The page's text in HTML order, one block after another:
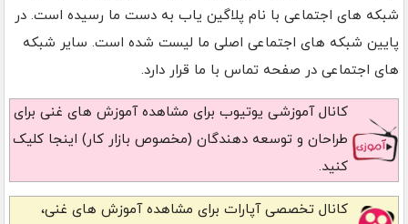
شبکه های اجتماعی با نام پلاگین یاب به دست ما رسیده است. در
پایین شبکه های اجتماعی اصلی ما لیست شده است. سایر شبکه
های اجتماعی در صفحه تماس با ما قرار دارد.
کانال آموزشی یوتیوب برای مشاهده آموزش های غنی برای
طراحان و توسعه دهندگان (مخصوص بازار کار) اینجا کلیک
کنید.
کانال تخصصی آپارات برای مشاهده آموزش های غنی،